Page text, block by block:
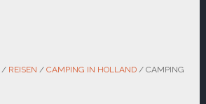
/ REISEN / CAMPING IN HOLLAND /CAMPING